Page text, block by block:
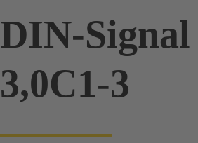
DIN-
3,0C1-3